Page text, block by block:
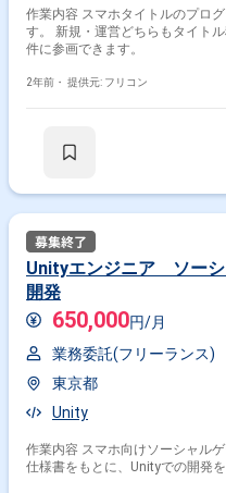
作業内容 スマホタイトルのプロ
す。 新規・運営どちらもタイト
件に参画できます。
2年前・ 提供元: フリコン
Unityエンジニア ソーシ
開発
650,000円/月
業務委託(フリーランス)
東京都
Unity
作業内容 スマホ向けソーシャル
仕様書をもとに、Unityでの開発